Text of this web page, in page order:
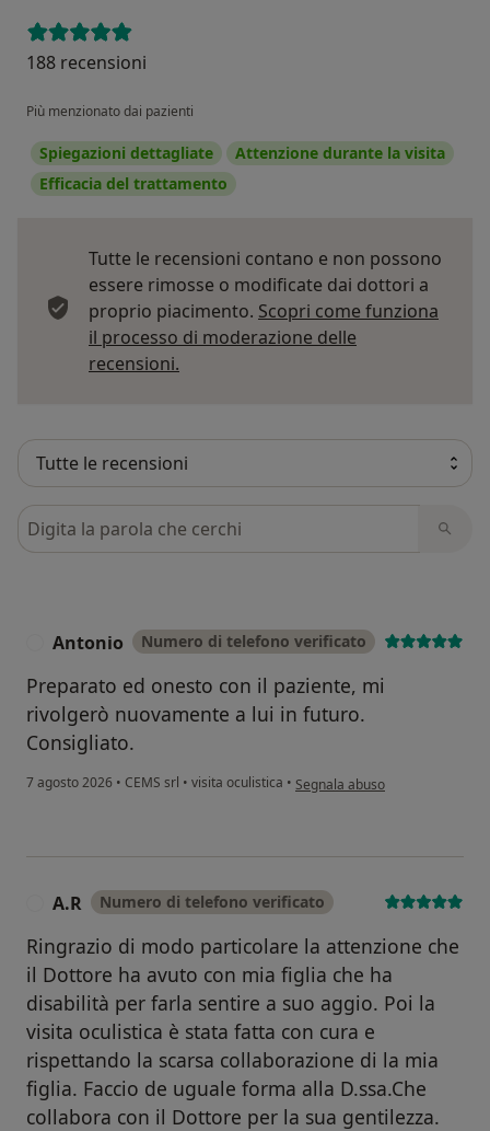
188 recensioni
Più menzionato dai pazienti
Spiegazioni dettagliate
Attenzione durante la visita
Efficacia del trattamento
Tutte le recensioni contano e non possono
essere rimosse o modificate dai dottori a
proprio piacimento. Scopri come funziona
il processo di moderazione delle
recensioni.
Cerca nelle recensioni
Antonio Numero di telefono verificato
Preparato ed onesto con il paziente, mi
rivolgerò nuovamente a lui in futuro.
Consigliato.
7 agosto 2026 • CEMS srl • visita oculistica • secondo l'opinione dell'utente
Segnala abuso
A.R Numero di telefono verificato
Ringrazio di modo particolare la attenzione che
il Dottore ha avuto con mia figlia che ha
disabilità per farla sentire a suo aggio. Poi la
visita oculistica è stata fatta con cura e
rispettando la scarsa collaborazione di la mia
figlia. Faccio de uguale forma alla D.ssa.Che
collabora con il Dottore per la sua gentilezza.